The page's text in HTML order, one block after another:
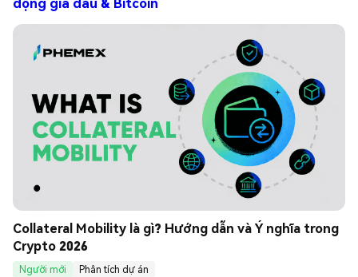
Collateral Mobility là gì? Hướng dẫn và Ý nghĩa trong
Crypto 2026
Người mới
Phân tích dự án